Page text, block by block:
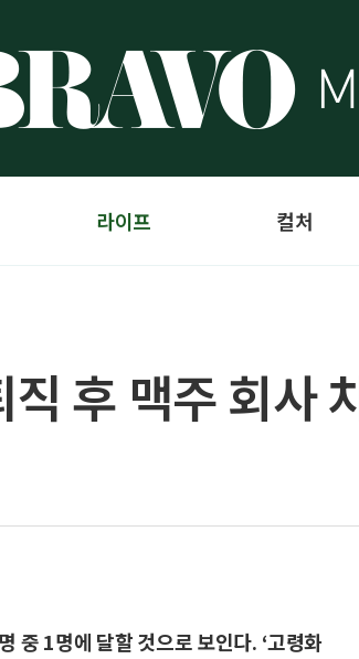
라이프 컬처
후 맥주 회사
중 1명에 달할 것으로 보인다. ‘고령화